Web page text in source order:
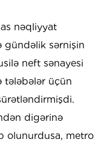
nəqliyyat
gündəlik sərnişin
neft sənayesi
tələbələr üçün
digərinə
olunurdusa, metro